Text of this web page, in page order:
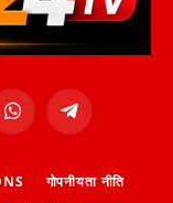
WhatsAppTelegram
गोपनीयता नीति